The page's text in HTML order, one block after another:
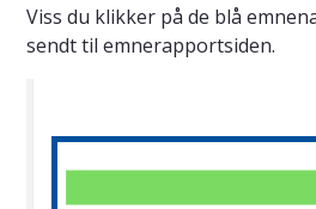
Viss du klikker på de blå
sendt til emnerapportsiden.